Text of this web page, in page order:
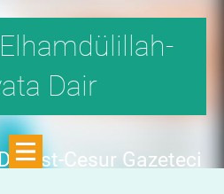
Dair
Cesur Gazeteci